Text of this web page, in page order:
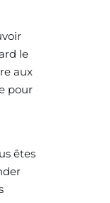
le
aux
pour
êtes